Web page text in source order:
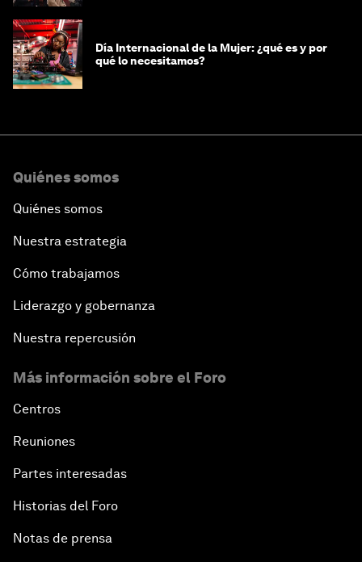
Día Internacional de la Mujer: ¿qué es y por
qué lo necesitamos?
Quiénes somos
Quiénes somos
Nuestra estrategia
Cómo trabajamos
Liderazgo y gobernanza
Nuestra repercusión
Más información sobre el Foro
Centros
Reuniones
Partes interesadas
Historias del Foro
Notas de prensa